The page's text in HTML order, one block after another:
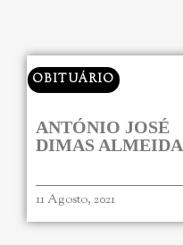
OBITUÁRIO
ANTÓNIO JOSÉ
DIMAS ALMEIDA
11 Agosto, 2021